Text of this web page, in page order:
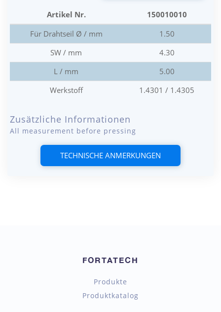
Artikel Nr.
150010010
Für Drahtseil Ø / mm
1.50
SW / mm
4.30
L / mm
5.00
Werkstoff
1.4301 / 1.4305
Zusätzliche Informationen
All measurement before pressing
TECHNISCHE ANMERKUNGEN
FORTATECH
Produkte
Produktkatalog